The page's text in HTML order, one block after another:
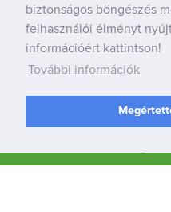
biztonságos böngészés
felhasználói élményt
információért kattintson!
További információk
A
A
Hogyan